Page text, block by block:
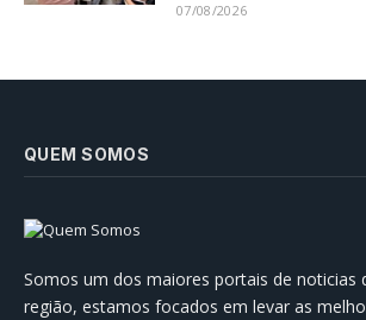
07/08/2026
QUEM SOMOS
Somos um dos maiores portais de noticias
região, estamos focados em levar as